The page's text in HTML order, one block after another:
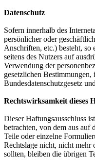
Datenschutz
Sofern innerhalb des
persönlicher oder
Anschriften, etc.) besteht, so
seitens des Nutzers auf
Verwendung der
gesetzlichen Bestimmungen,
Bundesdatenschutzgesetz
Rechtswirksamkeit dieses
Dieser Haftungsausschluss
betrachten, von dem aus auf
Teile oder einzelne
Rechtslage nicht, nicht mehr
sollten, bleiben die übrigen